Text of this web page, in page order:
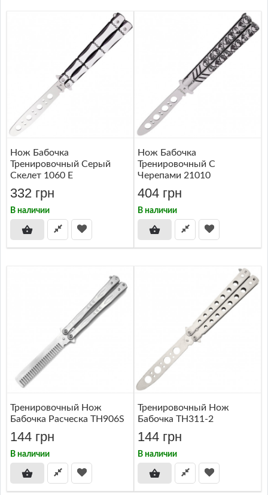
Нож Бабочка
Тренировочный Серый
Скелет 1060 E
332 грн
В наличии
Нож Бабочка
Тренировочный С
Черепами 21010
404 грн
В наличии
Тренировочный Нож
Бабочка Расческа TH906S
144 грн
В наличии
Тренировочный Нож
Бабочка TH311-2
144 грн
В наличии